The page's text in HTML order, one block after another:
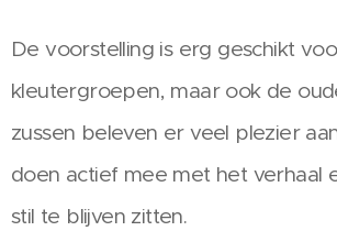
De voorstelling is erg geschikt
kleutergroepen, maar ook de
zussen beleven er veel plezier
doen actief mee met het verhaal
stil te blijven zitten.